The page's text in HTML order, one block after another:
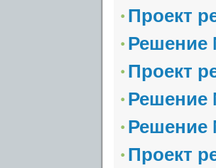
Проект
Решение
Проект
Решение
Решение
Проект